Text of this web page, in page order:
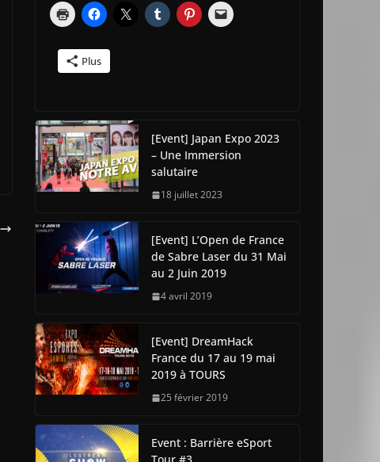
Plus
[Event] Japan Expo 2023
– Une Immersion
salutaire
18 juillet 2023
[Event] L’Open de France
de Sabre Laser du 31 Mai
au 2 Juin 2019
4 avril 2019
[Event] DreamHack
France du 17 au 19 mai
2019 à TOURS
25 février 2019
Event : Barrière eSport